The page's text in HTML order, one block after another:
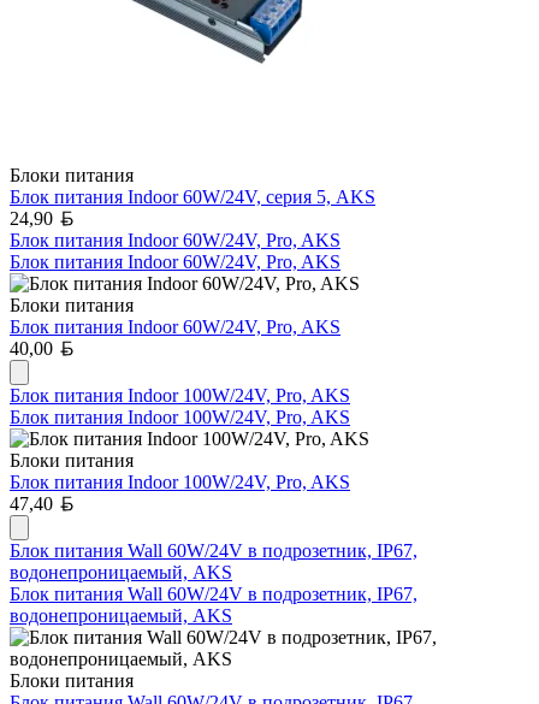
Блоки питания
Блок питания Indoor 60W/24V, серия 5, AKS
24,90
Блок питания Indoor 60W/24V, Pro, AKS
Блок питания Indoor 60W/24V, Pro, AKS
Блоки питания
Блок питания Indoor 60W/24V, Pro, AKS
40,00
Блок питания Indoor 100W/24V, Pro, AKS
Блок питания Indoor 100W/24V, Pro, AKS
Блоки питания
Блок питания Indoor 100W/24V, Pro, AKS
47,40
Блок питания Wall 60W/24V в подрозетник, IP67,
водонепроницаемый, AKS
Блок питания Wall 60W/24V в подрозетник, IP67,
водонепроницаемый, AKS
Блоки питания